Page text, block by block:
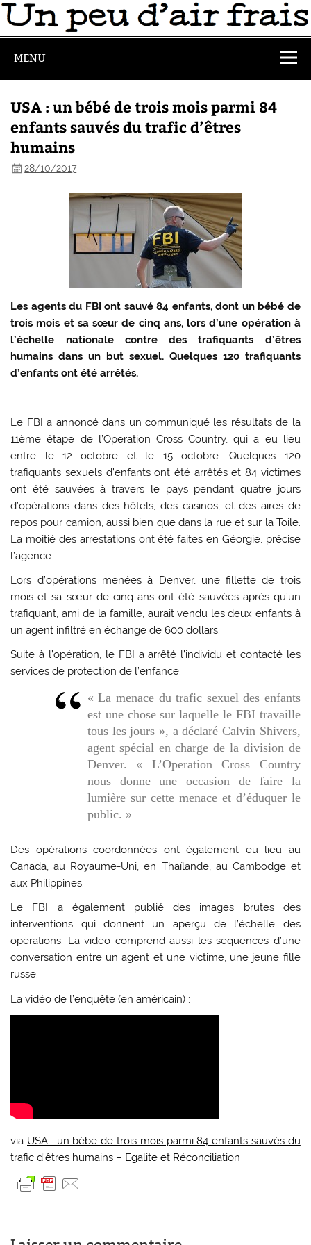
MENU
USA : un bébé de trois mois parmi 84
enfants sauvés du trafic d’êtres
humains
28/10/2017
Les agents du FBI ont sauvé 84 enfants, dont un bébé de
trois mois et sa sœur de cinq ans, lors d’une opération à
l’échelle nationale contre des trafiquants d’êtres
humains dans un but sexuel. Quelques 120 trafiquants
d’enfants ont été arrêtés.
Le FBI a annoncé dans un communiqué les résultats de la
11ème étape de l’Operation Cross Country, qui a eu lieu
entre le 12 octobre et le 15 octobre. Quelques 120
trafiquants sexuels d’enfants ont été arrêtés et 84 victimes
ont été sauvées à travers le pays pendant quatre jours
d’opérations dans des hôtels, des casinos, et des aires de
repos pour camion, aussi bien que dans la rue et sur la Toile.
La moitié des arrestations ont été faites en Géorgie, précise
l’agence.
Lors d’opérations menées à Denver, une fillette de trois
mois et sa sœur de cinq ans ont été sauvées après qu’un
trafiquant, ami de la famille, aurait vendu les deux enfants à
un agent infiltré en échange de 600 dollars.
Suite à l’opération, le FBI a arrêté l’individu et contacté les
services de protection de l’enfance.
« La menace du trafic sexuel des enfants
est une chose sur laquelle le FBI travaille
tous les jours », a déclaré Calvin Shivers,
agent spécial en charge de la division de
Denver. « L’Operation Cross Country
nous donne une occasion de faire la
lumière sur cette menace et d’éduquer le
public. »
Des opérations coordonnées ont également eu lieu au
Canada, au Royaume-Uni, en Thaïlande, au Cambodge et
aux Philippines.
Le FBI a également publié des images brutes des
interventions qui donnent un aperçu de l’échelle des
opérations. La vidéo comprend aussi les séquences d’une
conversation entre un agent et une victime, une jeune fille
russe.
La vidéo de l’enquête (en américain) :
via USA : un bébé de trois mois parmi 84 enfants sauvés du
trafic d’êtres humains – Egalite et Réconciliation